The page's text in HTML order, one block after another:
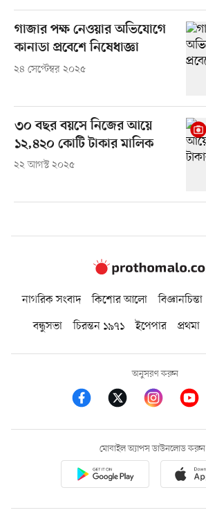
গাজার পক্ষ নেওয়ার অভিযোগে
কানাডা প্রবেশে নিষেধাজ্ঞা
২৪ সেপ্টেম্বর ২০২৫
৩০ বছর বয়সে নিজের আয়ে
১২,৪২০ কোটি টাকার মালিক
২২ আগস্ট ২০২৫
নাগরিক সংবাদ কিশোর আলো বিজ্ঞানচিন্তা
বন্ধুসভা
চিরন্তন ১৯৭১ ইপেপার প্রথমা
অনুসরণ করুন
মোবাইল অ্যাপস ডাউনলোড করুন